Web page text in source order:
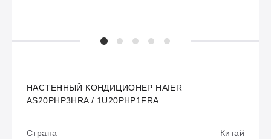
НАСТЕННЫЙ КОНДИЦИОНЕР HAIER
AS20PHP3HRA / 1U20PHP1FRA
Страна
Китай